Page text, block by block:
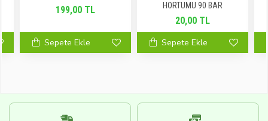
199,00 TL
Sepete Ekle
HORTUMU 90 BAR
20,00 TL
Sepete Ekle